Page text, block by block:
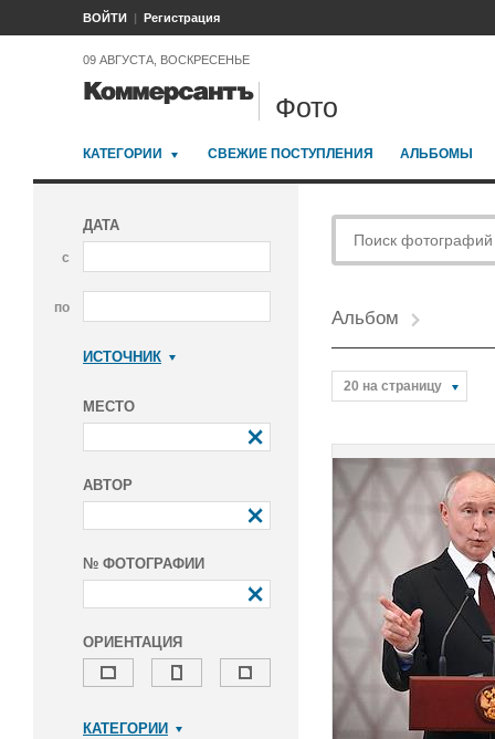
ВОЙТИ Регистрация
09 АВГУСТА, ВОСКРЕСЕНЬЕ
Фото
КАТЕГОРИИ СВЕЖИЕ ПОСТУПЛЕНИЯ АЛЬБОМЫ
ДАТА
с
по
ИСТОЧНИК
МЕСТО
АВТОР
№ ФОТОГРАФИИ
ОРИЕНТАЦИЯ
КАТЕГОРИИ
Альбом
20 на страницу